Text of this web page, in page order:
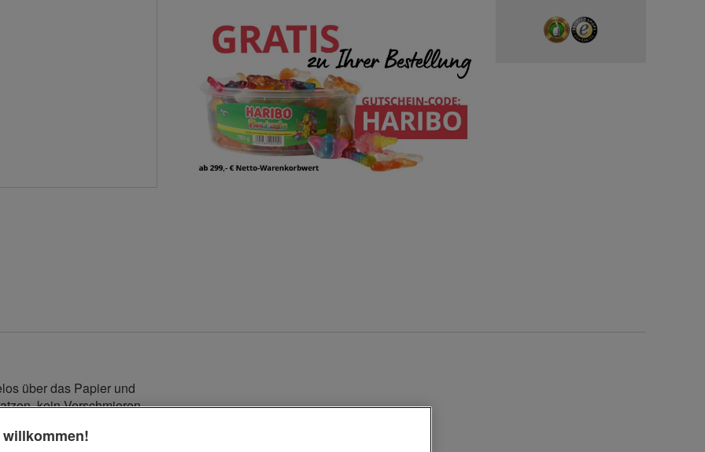
über das Papier und
kein Verschmieren.
um und radieren
besten Eigenschaften